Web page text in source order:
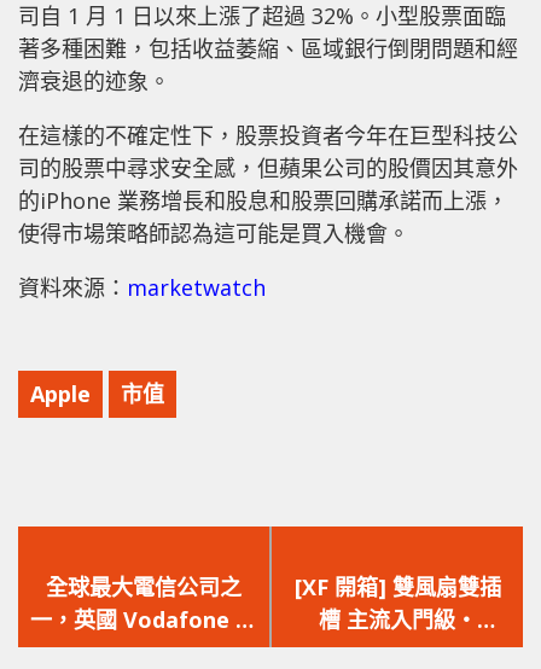
司自 1 月 1 日以來上漲了超過 32%。小型股票面臨
著多種困難，包括收益萎縮、區域銀行倒閉問題和經
濟衰退的迹象。
在這樣的不確定性下，股票投資者今年在巨型科技公
司的股票中尋求安全感，但蘋果公司的股價因其意外
的iPhone 業務增長和股息和股票回購承諾而上漲，
使得市場策略師認為這可能是買入機會。
資料來源： marketwatch
Apple 市值
一
篇
文
全球最大電信公司之
一，英國 Vodafone 計
劃在未來三年內裁員
一
篇
文
[XF 開箱] 雙風扇雙插
槽 主流入門級‧
1080p‧DLSS 3